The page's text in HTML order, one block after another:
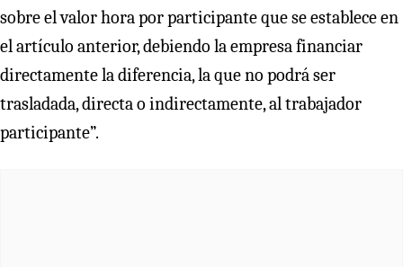
sobre el valor hora por participante que se establece en
el artículo anterior, debiendo la empresa financiar
directamente la diferencia, la que no podrá ser
trasladada, directa o indirectamente, al trabajador
participante”.